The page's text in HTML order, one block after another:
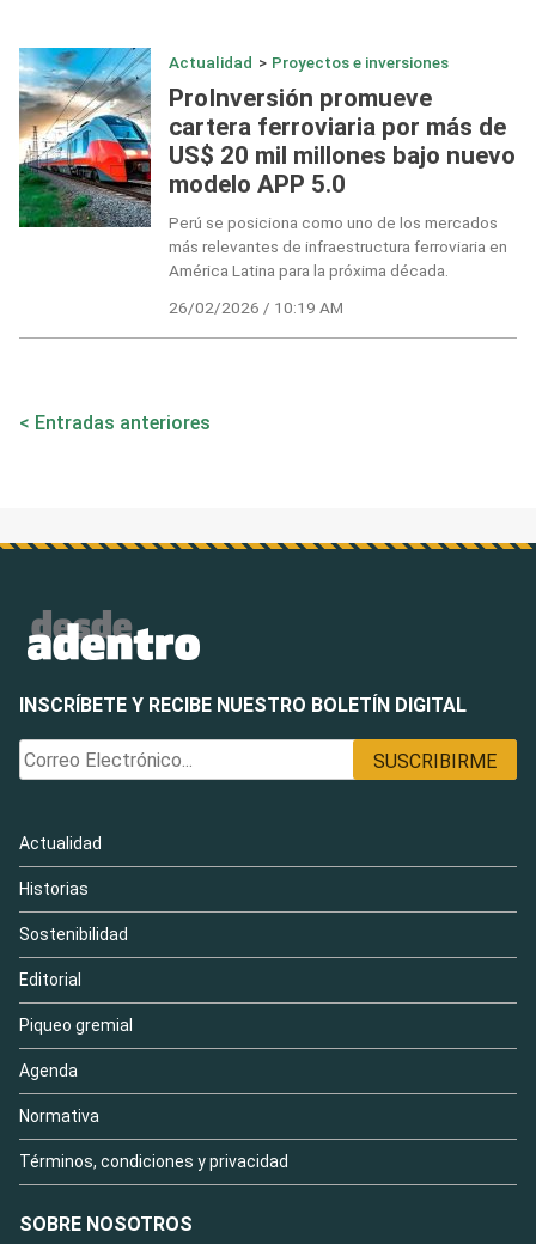
Actualidad > Proyectos e inversiones
ProInversión promueve
cartera ferroviaria por más de
US$ 20 mil millones bajo nuevo
modelo APP 5.0
Perú se posiciona como uno de los mercados
más relevantes de infraestructura ferroviaria en
América Latina para la próxima década.
26/02/2026 / 10:19 AM
Navegación
Entradas anteriores
INSCRÍBETE Y RECIBE NUESTRO BOLETÍN DIGITAL
Actualidad
Historias
Sostenibilidad
Editorial
Piqueo gremial
Agenda
Normativa
Términos, condiciones y privacidad
SOBRE NOSOTROS